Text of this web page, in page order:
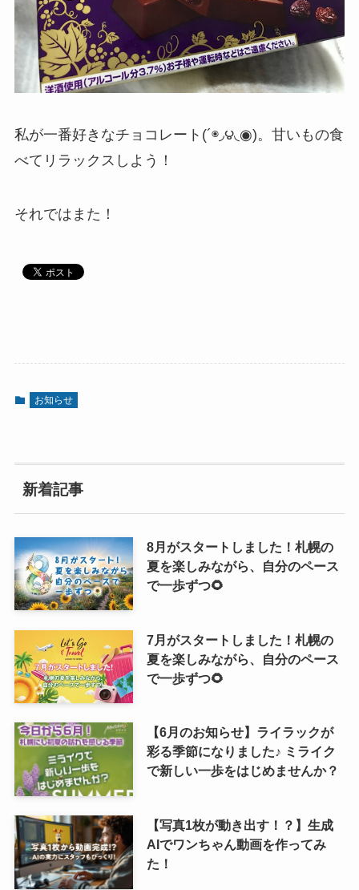
私が一番好きなチョコレート(´◉◞౪◟◉)。甘いもの食
べてリラックスしよう！
それではまた！
お知らせ
新着記事
8月がスタートしました！札幌の
夏を楽しみながら、自分のペース
で一歩ずつ🌻
7月がスタートしました！札幌の
夏を楽しみながら、自分のペース
で一歩ずつ🌻
【6月のお知らせ】ライラックが
彩る季節になりました♪ ミライク
で新しい一歩をはじめませんか？
【写真1枚が動き出す！？】生成
AIでワンちゃん動画を作ってみ
た！